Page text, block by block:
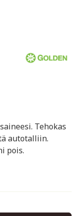
Tehokas
autotalliin.
pois.